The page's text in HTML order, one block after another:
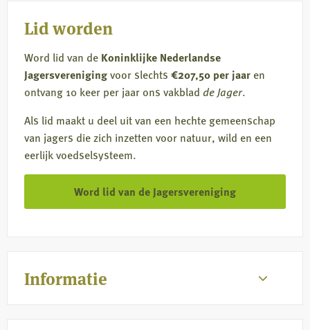
Informatie
Lid worden
Word lid van de Koninklijke Nederlandse
Jagersverenigingvoor slechts €207,50 per jaar en
ontvang 10 keer per jaar ons vakblad de Jager.
Als lid maakt u deel uit van een hechte gemeenschap
van jagers die zich inzetten voor natuur, wild en een
eerlijk voedselsysteem.
Word lid van de Jagersvereniging